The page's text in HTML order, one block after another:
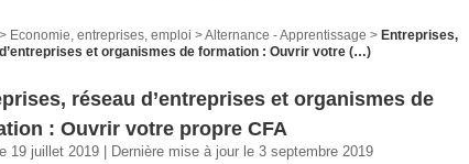
> Economie, entreprises, emploi > Alternance - Apprentissage > Entreprises,
et organismes de formation : Ouvrir votre (…)
réseau d’entreprises et organismes de
: Ouvrir votre propre CFA
19 juillet 2019 | Dernière mise à jour le 3 septembre 2019